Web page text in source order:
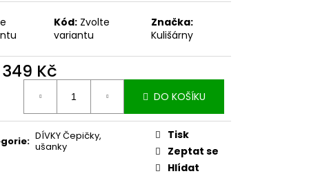
Kód: Zvolte
variantu
Značka:
Kulišárny
349 Kč
DO KOŠÍKU
: DÍVKY Čepičky,
ušanky
Tisk
Zeptat se
Hlídat